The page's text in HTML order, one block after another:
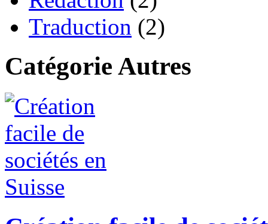
Traduction (2)
Catégorie Autres